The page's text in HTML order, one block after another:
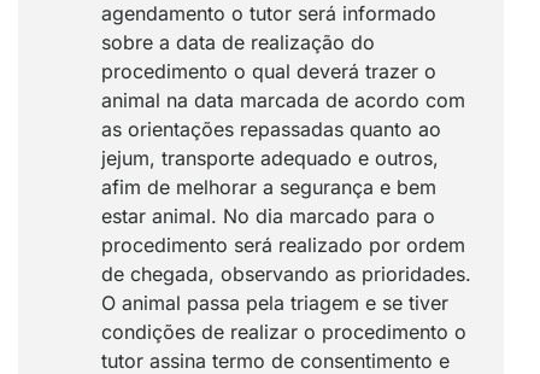
agendamento o tutor será informado
sobre a data de realização do
procedimento o qual deverá trazer o
animal na data marcada de acordo com
as orientações repassadas quanto ao
jejum, transporte adequado e outros,
afim de melhorar a segurança e bem
estar animal. No dia marcado para o
procedimento será realizado por ordem
de chegada, observando as prioridades.
O animal passa pela triagem e se tiver
condições de realizar o procedimento o
tutor assina termo de consentimento e